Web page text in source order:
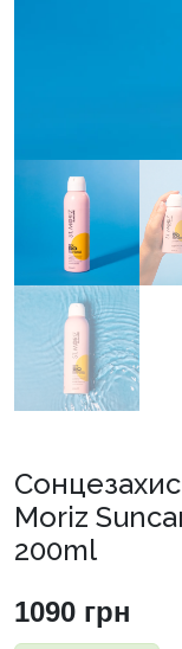
Moriz
200ml
1090 грн